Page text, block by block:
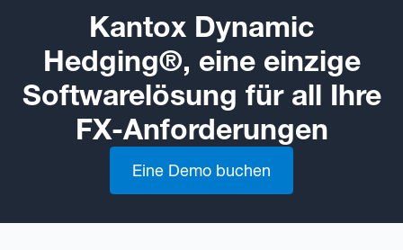
Kantox Dynamic
Hedging®, eine einzige
Softwarelösung für all Ihre
FX-Anforderungen
Eine Demo buchen